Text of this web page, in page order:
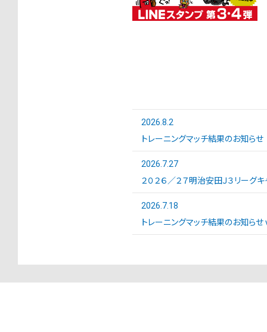
2026.8.2
トレーニングマッチ結果のお知らせ
2026.7.27
２０２６／２７明治安田Ｊ３リーグ
2026.7.18
トレーニングマッチ結果のお知らせ